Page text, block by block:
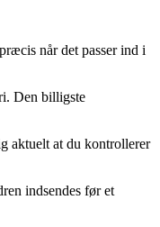
når det passer ind i
Den billigste
aktuelt at du kontrollerer
indsendes før et